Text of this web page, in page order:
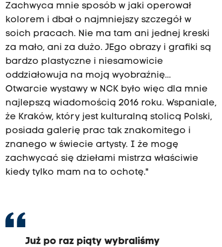
Zachwyca mnie sposób w jaki operował
kolorem i dbał o najmniejszy szczegół w
soich pracach. Nie ma tam ani jednej kreski
za mało, ani za dużo. JEgo obrazy i grafiki są
bardzo plastyczne i niesamowicie
oddziałowuja na moją wyobraźnię...
Otwarcie wystawy w NCK było więc dla mnie
najlepszą wiadomością 2016 roku. Wspaniale,
że Kraków, który jest kulturalną stolicą Polski,
posiada galerię prac tak znakomitego i
znanego w świecie artysty. I że mogę
zachwycać się dziełami mistrza właściwie
kiedy tylko mam na to ochotę."
Już po raz piąty wybraliśmy